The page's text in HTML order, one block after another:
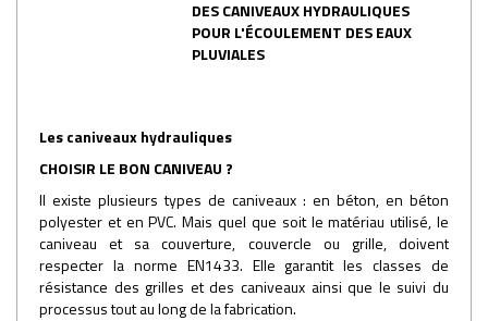
DES CANIVEAUX HYDRAULIQUES
POUR L'ÉCOULEMENT DES EAUX
PLUVIALES
Les caniveaux hydrauliques
CHOISIR LE BON CANIVEAU ?
Il existe plusieurs types de caniveaux : en béton, en béton
polyester et en PVC. Mais quel que soit le matériau utilisé, le
caniveau et sa couverture, couvercle ou grille, doivent
respecter la norme EN1433. Elle garantit les classes de
résistance des grilles et des caniveaux ainsi que le suivi du
processus tout au long de la fabrication.